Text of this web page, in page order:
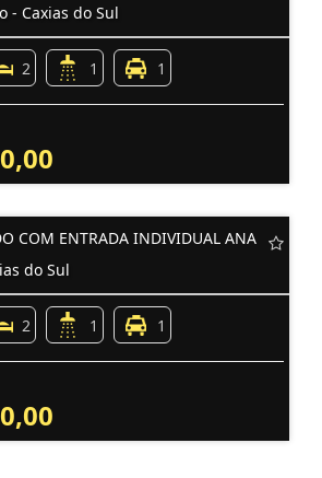
- Caxias do Sul
2 1 1
COM ENTRADA INDIVIDUAL ANA
do Sul
2 1 1